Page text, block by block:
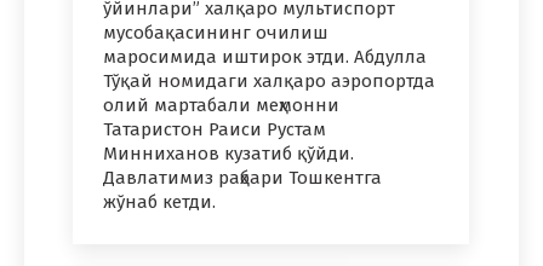
ўйинлари” халқаро мультиспорт
мусобақасининг очилиш
маросимида иштирок этди. Абдулла
Тўқай номидаги халқаро аэропортда
олий мартабали меҳмонни
Татаристон Раиси Рустам
Минниханов кузатиб қўйди.
Давлатимиз раҳбари Тошкентга
жўнаб кетди.